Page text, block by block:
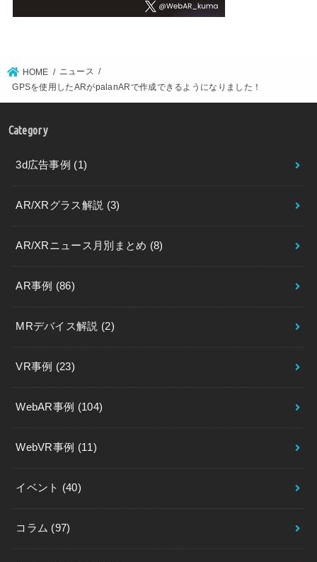
HOME
ニュース
GPSを使用したARがpalanARで作成できるようになりました！
Category
3d広告事例 (1)
AR/XRグラス解説 (3)
AR/XRニュース月別まとめ (8)
AR事例 (86)
MRデバイス解説 (2)
VR事例 (23)
WebAR事例 (104)
WebVR事例 (11)
イベント (40)
コラム (97)